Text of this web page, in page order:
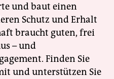
und baut einen
Schutz und Erhalt
braucht guten, frei
– und
Finden Sie
und unterstützen Sie